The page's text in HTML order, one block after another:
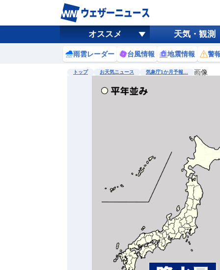
オススメ 天気・観測
雨雲レーダー 台風情報 地震情報 警
トップ お天気ニュース 気象庁1か月予報… 画像